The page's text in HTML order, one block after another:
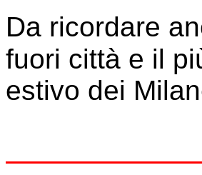
Da ricordare
fuori città e il
estivo dei